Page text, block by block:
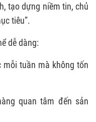
tạo dựng niềm tin, chủ
tiêu”.
dễ dàng:
tuần mà không tốn
quan tâm đến sản